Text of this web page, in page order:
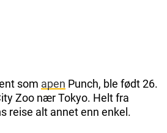
som apen Punch, ble født 26.
Zoo nær Tokyo. Helt fra
reise alt annet enn enkel.